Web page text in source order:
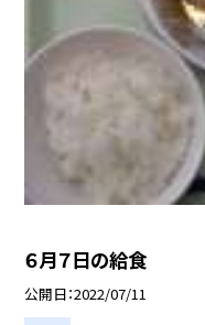
６月７日の給食
公開日 2022/07/11